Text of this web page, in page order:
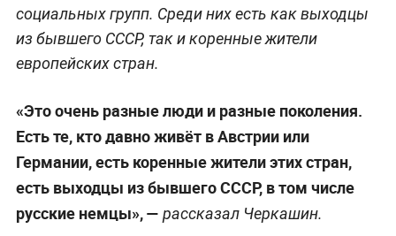
социальных групп. Среди них есть как выходцы
из бывшего СССР, так и коренные жители
европейских стран.
«Это очень разные люди и разные поколения.
Есть те, кто давно живёт в Австрии или
Германии, есть коренные жители этих стран,
есть выходцы из бывшего СССР, в том числе
русские немцы», — рассказал Черкашин.